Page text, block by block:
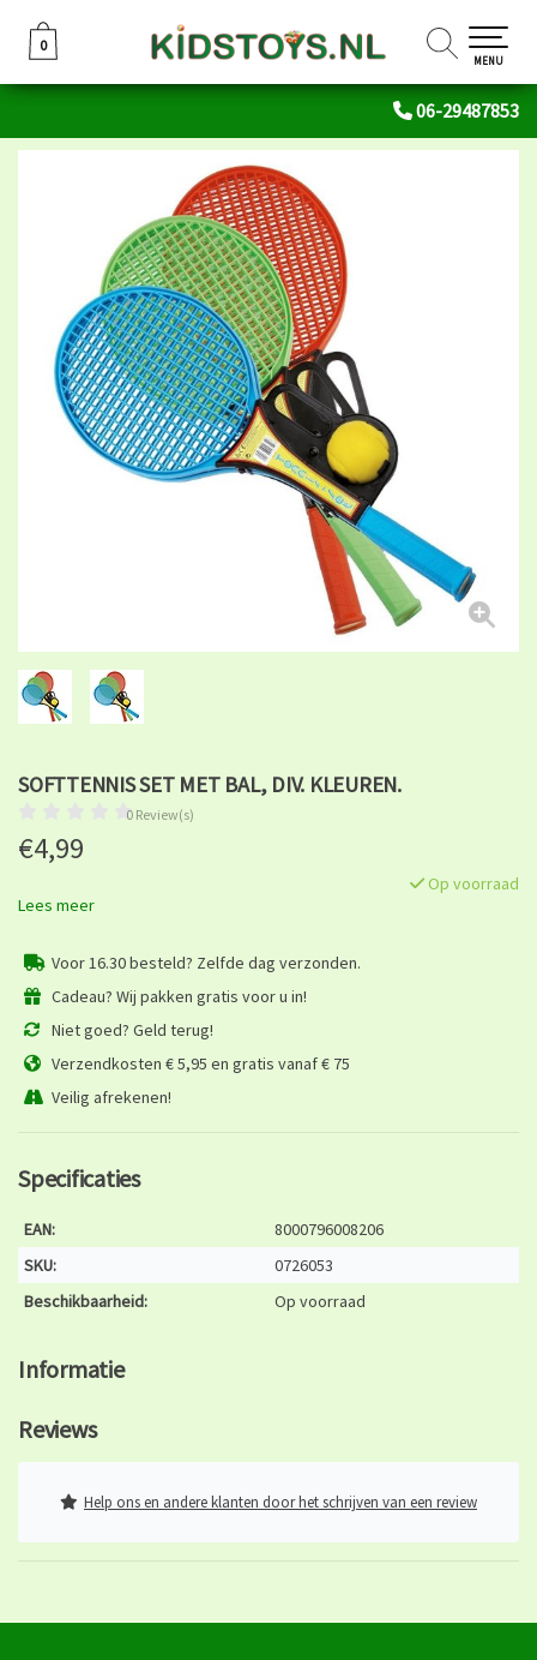
06-29487853
0
0
MENU
SOFTTENNIS SET MET BAL, DIV. KLEUREN.
0 Review(s)
€4,99
Op voorraad
Lees meer
Voor 16.30 besteld? Zelfde dag verzonden.
Cadeau? Wij pakken gratis voor u in!
Niet goed? Geld terug!
Verzendkosten € 5,95 en gratis vanaf € 75
Veilig afrekenen!
Specificaties
EAN:
8000796008206
SKU:
0726053
Beschikbaarheid:
Op voorraad
Informatie
Reviews
Help ons en andere klanten door het schrijven van een review